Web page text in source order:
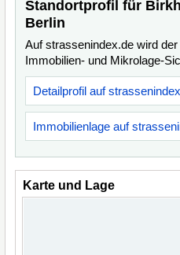
Standortprofil für
Berlin
Auf strassenindex.de wird
Immobilien- und Mikrolage-
Detailprofil auf
Immobilienlage auf
Karte und Lage